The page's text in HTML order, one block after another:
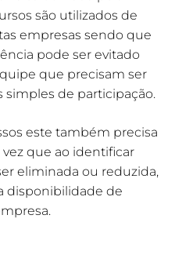
são utilizados de
empresas sendo que
pode ser evitado
que precisam ser
de participação.
este também precisa
que ao identificar
eliminada ou reduzida,
disponibilidade de